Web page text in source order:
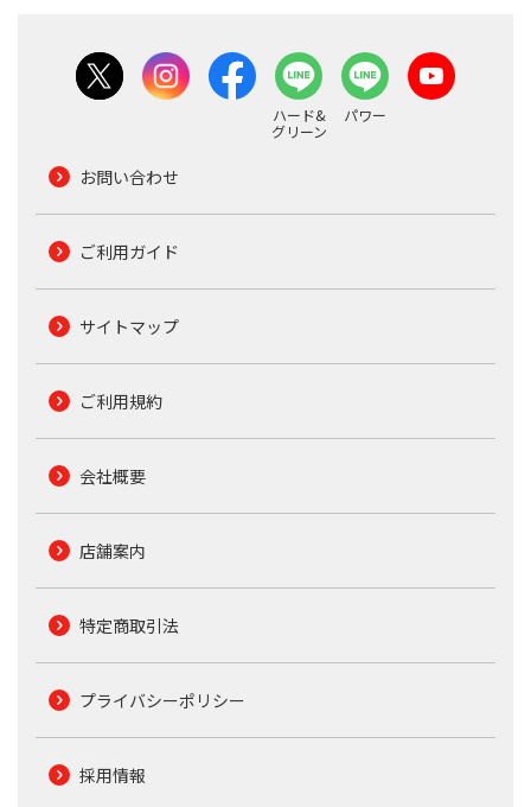
ハード&
グリーン
パワー
お問い合わせ
ご利用ガイド
サイトマップ
ご利用規約
会社概要
店舗案内
特定商取引法
プライバシーポリシー
採用情報